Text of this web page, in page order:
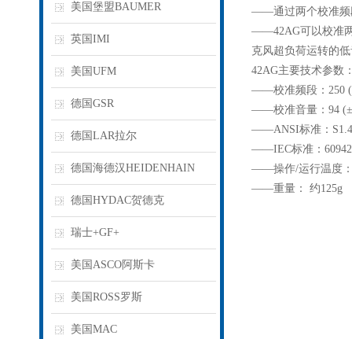
美国堡盟BAUMER
英国IMI
美国UFM
德国GSR
德国LAR拉尔
德国海德汉HEIDENHAIN
德国HYDAC贺德克
瑞士+GF+
美国ASCO阿斯卡
美国ROSS罗斯
美国MAC
——通过两个校准频
——42AG可以校准两
克风超负荷运转的
42AG主要技术参数
——校准频段：250
——校准音量：94 (±
——ANSI标准：
——IEC标准：60942
——操作/运行温度
——重量： 约125g